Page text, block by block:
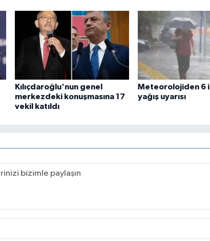
Kılıçdaroğlu'nun genel
merkezdeki konuşmasına 17
vekil katıldı
Meteorolojiden 6
yağış uyarısı